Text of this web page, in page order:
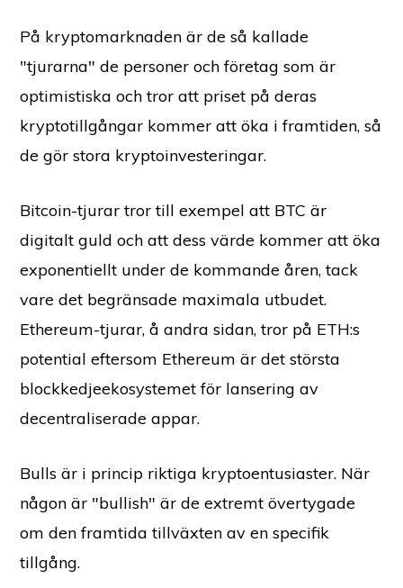
På kryptomarknaden är de så kallade
"tjurarna" de personer och företag som är
optimistiska och tror att priset på deras
kryptotillgångar kommer att öka i framtiden, så
de gör stora kryptoinvesteringar.
Bitcoin-tjurar tror till exempel att BTC är
digitalt guld och att dess värde kommer att öka
exponentiellt under de kommande åren, tack
vare det begränsade maximala utbudet.
Ethereum-tjurar, å andra sidan, tror på ETH:s
potential eftersom Ethereum är det största
blockkedjeekosystemet för lansering av
decentraliserade appar.
Bulls är i princip riktiga kryptoentusiaster. När
någon är "bullish" är de extremt övertygade
om den framtida tillväxten av en specifik
tillgång.